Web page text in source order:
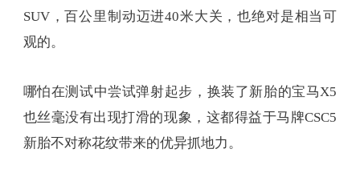
SUV，百公里制动迈进40米大关，也绝对是相当可
观的。
哪怕在测试中尝试弹射起步，换装了新胎的宝马X5
也丝毫没有出现打滑的现象，这都得益于马牌CSC5
新胎不对称花纹带来的优异抓地力。